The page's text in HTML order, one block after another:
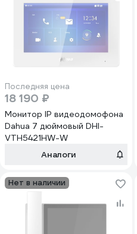
Последняя цена
18 190 ₽
Монитор IP видеодомофона
Dahua 7 дюймовый DHI-
VTH5421HW-W
Аналоги
Нет в наличии